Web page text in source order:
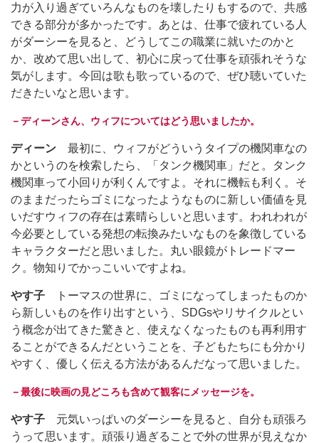
力が入り過ぎていろんなものを壊したりもするので、共感
できる部分が多かったです。あとは、仕事で疲れている人
がダーシーを見ると、どうしてこの職業に就いたのかと
か、改めて思い出して、初心に戻って仕事を頑張れそうな
気がします。今回は歌も歌っているので、ぜひ聴いていた
だきたいなと思います。
－ディーンさん、ウィフについてはどう思いましたか。
ディーン 最初に、ウィフがどういうタイプの機関車なの
かというのを検索したら、「タンク機関車」だと。タンク
機関車って小回りが利くんですよ。それに機転も利く。そ
のままだったらゴミになったようなものに新しい価値を見
いだすウィフの存在は素晴らしいと思います。われわれが
今必要としている発想の転換みたいなものを象徴している
キャラクターだと思いました。丸い眼鏡がトレードマー
ク。物知りでかっこいいですよね。
やす子 トーマスの世界に、ゴミになってしまったものか
ら新しいものを作り出すという、SDGsやリサイクルとい
う概念が出てきた驚きと、使えなくなったものも再利用す
ることができるんだということを、子どもたちにも分かり
やすく、優しく伝える方法があるんだなって思いました。
－最後に映画の見どころも含めて観客にメッセージを。
やす子 元気いっぱいのダーシーを見ると、自分も頑張ろ
うって思います。頑張り過ぎることで外の世界が見えなか